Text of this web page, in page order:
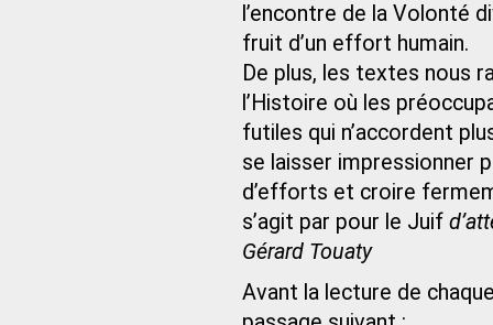
l’encontre de la Volonté
fruit d’un effort humain.
De plus, les textes nous
l’Histoire où les
futiles qui n’accordent
se laisser impressionner
d’efforts et croire
s’agit par pour le Juif
Gérard Touaty
Avant la lecture de